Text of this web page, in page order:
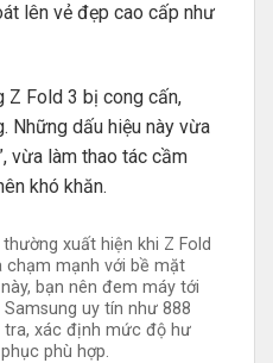
lên vẻ đẹp cao cấp như
Z Fold 3 bị cong cấn,
Những dấu hiệu này vừa
vừa làm thao tác cầm
khó khăn.
xuất hiện khi Z Fold
chạm mạnh với bề mặt
bạn nên đem máy tới
uy tín như 888
tra, xác định mức độ hư
phù hợp.